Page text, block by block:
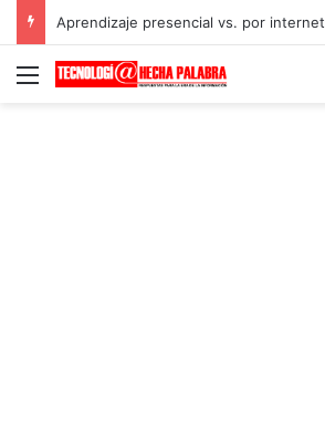
Aprendizaje presencial vs. por internet
Menú